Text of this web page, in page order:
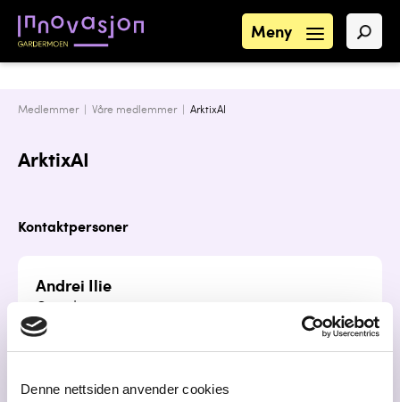
Denne nettsiden anvender cookies
Meny
Medlemmer | Våre medlemmer| ArktixAI
ArktixAI
Kontaktpersoner
Andrei Ilie
Grunder